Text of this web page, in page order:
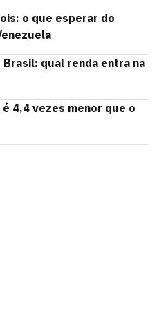
o que esperar do
qual renda entra na
4,4 vezes menor que o